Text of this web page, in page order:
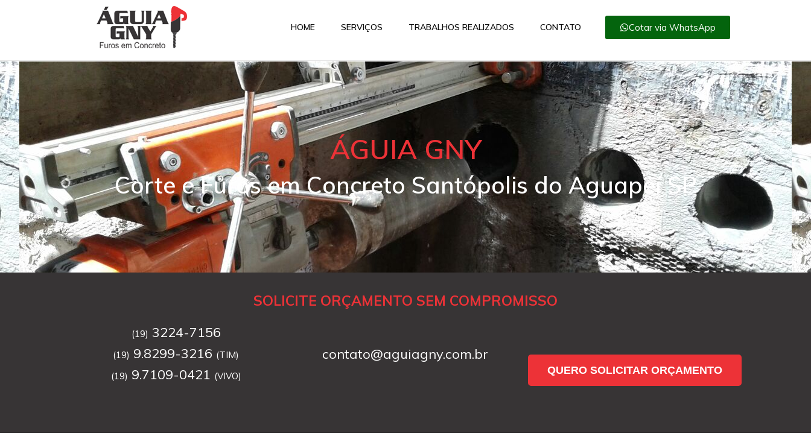
HOME SERVIÇOS TRABALHOS REALIZADOS CONTATO Cotar via WhatsApp
ÁGUIA GNY
Corte e Furos em Concreto Santópolis do Aguapeí SP
SOLICITE ORÇAMENTO SEM COMPROMISSO
(19) 3224-7156
(19) 9.8299-3216 (TIM)
(19) 9.7109-0421 (VIVO)
contato@aguiagny.com.br
QUERO SOLICITAR ORÇAMENTO